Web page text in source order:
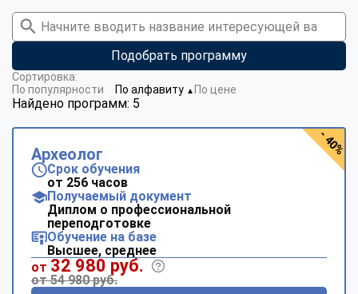
Подобрать программу
Найдено программ: 5
Сортировка:
По популярности
По алфавиту ▼ По цене
Археолог
Срок обучения
от 256 часов
Получаемый документ
Диплом о профессиональной
переподготовке
Обучение на базе
Высшее, среднее
от 32 980 руб.
от 54 980 руб.
- 40%